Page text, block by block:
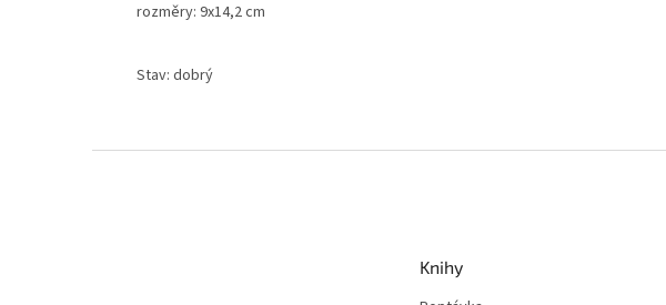
rozměry: 9x14,2 cm
Stav: dobrý
Knihy